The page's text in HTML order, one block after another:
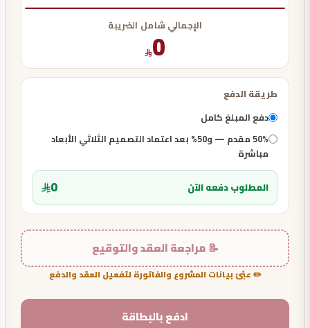
الإجمالي شامل الضريبة
0
طريقة الدفع
دفع المبلغ كامل
50% مقدم — و50% بعد اعتماد التصميم الثلاثي الأبعاد
مباشرة
المطلوب دفعه الآن 0
📝 مراجعة العقد والتوقيع
✏️ عبّئ بيانات المشروع والفاتورة لتفعيل العقد والدفع
ادفع بالبطاقة